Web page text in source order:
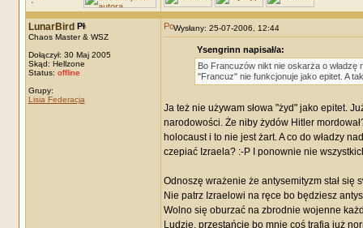
LunarBird
Chaos Master & WSZ
Dołączył: 30 Maj 2005
Skąd: Hellzone
Status: offline
Grupy:
Lisia Federacja
Wysłany: 25-07-2006, 12:44
Ysengrinn napisał/a:
Bo Francuzów nikt nie oskarża o
"Francuz" nie funkcjonuje jako epitet. A
Ja też nie używam słowa "żyd" jako epitet.
narodowości. Że niby żydów Hitler
holocaust i to nie jest żart. A co do władzy
czepiać Izraela? :-P I ponownie nie
Odnoszę wrażenie że antysemityzm stał
Nie patrz Izraelowi na ręce bo będziesz
Wolno się oburzać na zbrodnie wojenne
Ludzie, przestańcie bo mnie coś trafia już